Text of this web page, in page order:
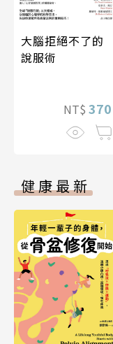
大腦拒絕不了的
說服術
NT$ 370
健康最新